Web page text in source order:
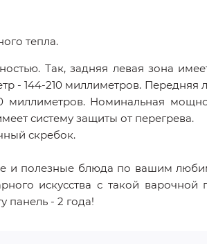
тепла.
Так, задняя левая зона
- 144-210 миллиметров. Передняя
Номинальная
систему защиты от перегрева.
скребок.
и полезные блюда по вашим
искусства с такой варочной
панель - 2 года!